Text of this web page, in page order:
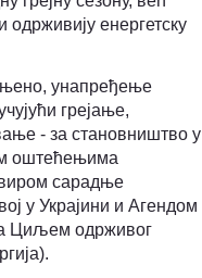
енергетску
унапређење
грејање,
- за становништво у
оштећењима
сарадње
у Украјини и Агендом
Циљем одрживог